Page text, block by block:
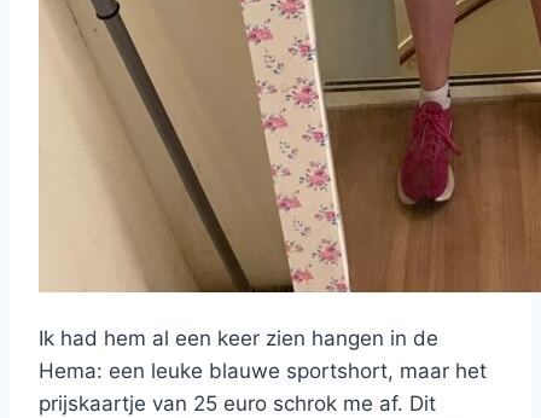
Ik had hem al een keer zien hangen in de
Hema: een leuke blauwe sportshort, maar het
prijskaartje van 25 euro schrok me af. Dit